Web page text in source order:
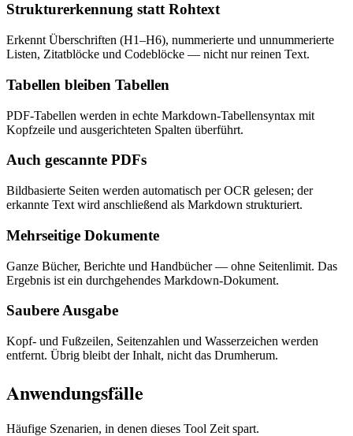
Strukturerkennung statt Rohtext
Erkennt Überschriften (H1–H6), nummerierte und unnummerierte
Listen, Zitatblöcke und Codeblöcke — nicht nur reinen Text.
Tabellen bleiben Tabellen
PDF-Tabellen werden in echte Markdown-Tabellensyntax mit
Kopfzeile und ausgerichteten Spalten überführt.
Auch gescannte PDFs
Bildbasierte Seiten werden automatisch per OCR gelesen; der
erkannte Text wird anschließend als Markdown strukturiert.
Mehrseitige Dokumente
Ganze Bücher, Berichte und Handbücher — ohne Seitenlimit. Das
Ergebnis ist ein durchgehendes Markdown-Dokument.
Saubere Ausgabe
Kopf- und Fußzeilen, Seitenzahlen und Wasserzeichen werden
entfernt. Übrig bleibt der Inhalt, nicht das Drumherum.
Anwendungsfälle
Häufige Szenarien, in denen dieses Tool Zeit spart.